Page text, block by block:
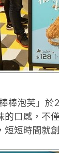
棒泡芙」於
的口感，不
短短時間就